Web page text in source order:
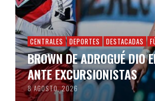
CENTRALES DEPORTES DESTACADAS
BROWN DE ADROGUÉ DIO
ANTE EXCURSIONISTAS
8 AGOSTO, 2026